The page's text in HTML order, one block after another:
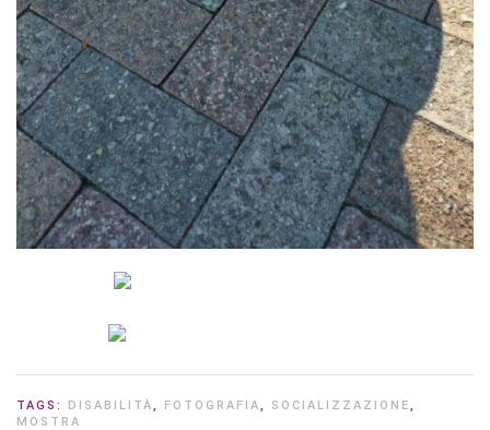
TAGS: DISABILITÀ FOTOGRAFIA SOCIALIZZAZIONE
MOSTRA